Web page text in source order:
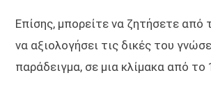
Επίσης, μπορείτε να ζητήσετε από
να αξιολογήσει τις δικές του
παράδειγμα, σε μια κλίμακα από